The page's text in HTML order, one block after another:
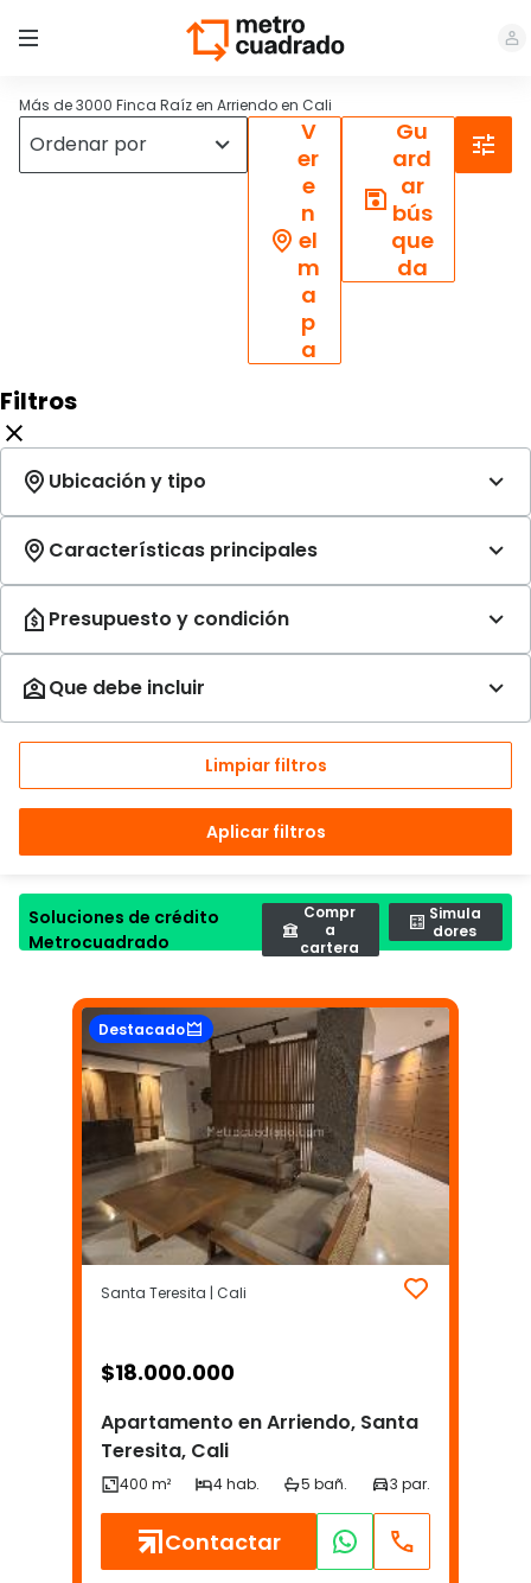
Más de 3000 Finca Raíz en Arriendo en Cali
V
er
e
n
el
m
a
p
a
Gu
ard
ar
bús
que
da
Filtros
Limpiar filtros
Aplicar filtros
Soluciones de crédito
Metrocuadrado
Compr
a
cartera
Simula
dores
Destacado
Santa Teresita | Cali
$18.000.000
Apartamento en Arriendo, Santa
Teresita, Cali
Contactar